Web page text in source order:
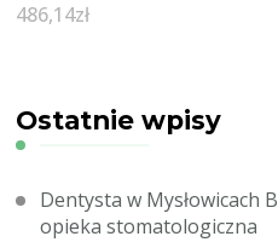
486,14zł
Ostatnie wpisy
Dentysta w
opieka stomatologiczna